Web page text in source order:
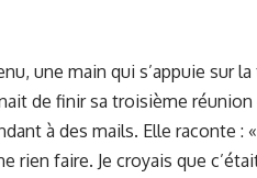
une main qui s’appuie sur la
de finir sa troisième
à des mails. Elle raconte :
rien faire. Je croyais que